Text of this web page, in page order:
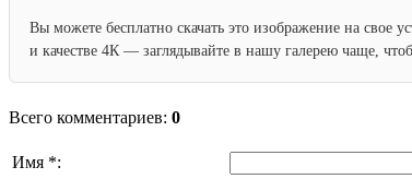
Вы можете бесплатно скачать это изображение на свое
и качестве 4К — заглядывайте в нашу галерею чаще,
Всего комментариев: 0
Имя *: